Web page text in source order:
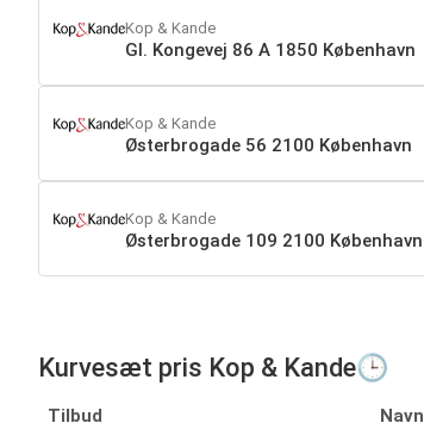
Kop & Kande
Gl. Kongevej 86 A 1850 København
Kop & Kande
Østerbrogade 56 2100 København
Kop & Kande
Østerbrogade 109 2100 København
Kurvesæt pris Kop & Kande🕒
Tilbud Navn